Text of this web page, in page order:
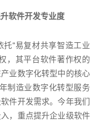
软件开发专业度
“易复材共享智造工业
，其平台软件著作权的
业数字化转型中的核心
制造业数字化转型服务
件开发需求。今年我们
，重点提升企业级软件